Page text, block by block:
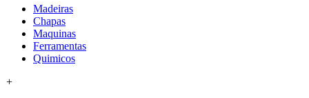
Madeiras
Chapas
Maquinas
Ferramentas
Quimicos
+